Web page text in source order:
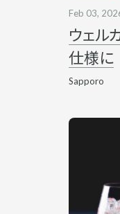
ウェル
仕様に
Feb 03,
Sapporo